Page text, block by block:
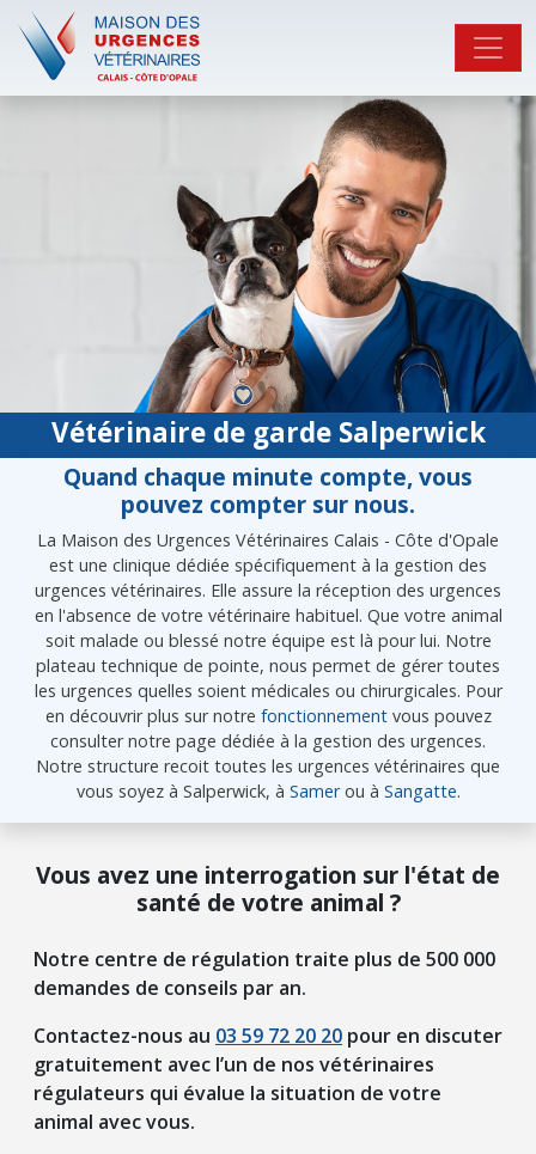
Vétérinaire de garde Salperwick
Quand chaque minute compte, vous
pouvez compter sur nous.
La Maison des Urgences Vétérinaires Calais - Côte d'Opale
est une clinique dédiée spécifiquement à la gestion des
urgences vétérinaires. Elle assure la réception des urgences
en l'absence de votre vétérinaire habituel. Que votre animal
soit malade ou blessé notre équipe est là pour lui. Notre
plateau technique de pointe, nous permet de gérer toutes
les urgences quelles soient médicales ou chirurgicales. Pour
en découvrir plus sur notre fonctionnementvous pouvez
consulter notre page dédiée à la gestion des urgences.
Notre structure recoit toutes les urgences vétérinaires que
vous soyez à Salperwick, à Samerou à Sangatte.
Vous avez une interrogation sur l'état de
santé de votre animal ?
Notre centre de régulation traite plus de 500 000
demandes de conseils par an.
Contactez-nous au 03 59 72 20 20 pour en discuter
gratuitement avec l’un de nos vétérinaires
régulateurs qui évalue la situation de votre
animal avec vous.